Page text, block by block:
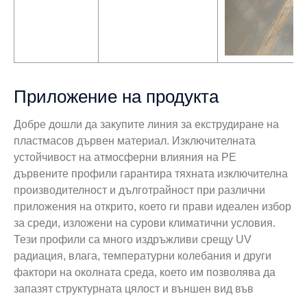
Приложение на продукта
Добре дошли да закупите линия за екструдиране на
пластмасов дървен материал. Изключителната
устойчивост на атмосферни влияния на PE
дървените профили гарантира тяхната изключителна
производителност и дълготрайност при различни
приложения на открито, което ги прави идеален избор
за среди, изложени на сурови климатични условия.
Тези профили са много издръжливи срещу UV
радиация, влага, температурни колебания и други
фактори на околната среда, което им позволява да
запазят структурната цялост и външен вид във